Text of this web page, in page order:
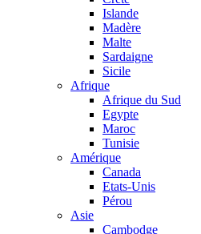
Islande
Madère
Malte
Sardaigne
Sicile
Afrique
Afrique du Sud
Egypte
Maroc
Tunisie
Amérique
Canada
Etats-Unis
Pérou
Asie
Cambodge